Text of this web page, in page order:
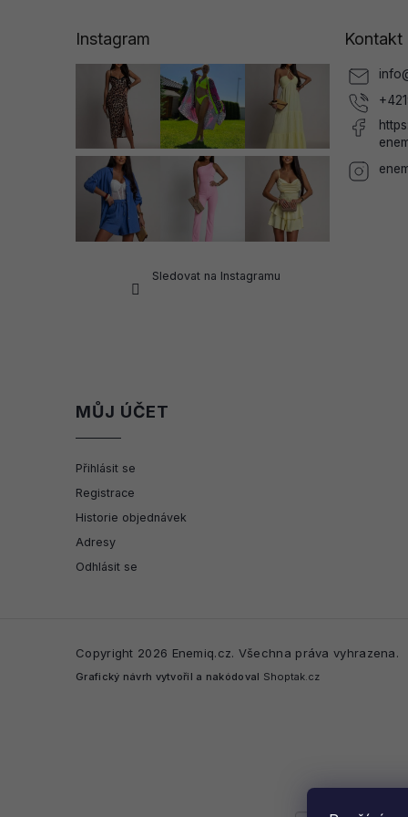
Instagram
Sledovat na Instagramu
Kontakt
info
MŮJ ÚČET
Přihlásit se
Registrace
Historie objednávek
Adresy
Odhlásit se
Copyright 2026 Enemiq.cz. Všechna práva vyhrazena.
Grafický návrh vytvořil a nakódoval Shoptak.cz